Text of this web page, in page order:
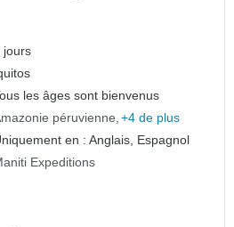
jours
les âges sont bienvenus
péruvienne +4 de plus
en : Anglais, Espagnol
Expeditions